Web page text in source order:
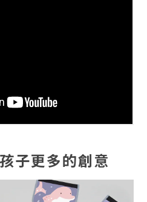
子更多的創意